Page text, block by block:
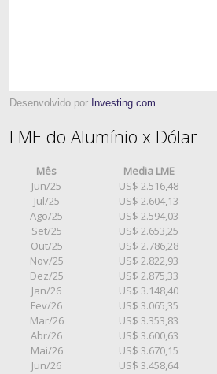
Desenvolvido por Investing.com
LME do Alumínio x Dólar
Mês Media LME
Jun/25
US$ 2.516,48
Jul/25
US$ 2.604,13
Ago/25
US$ 2.594,03
Set/25
US$ 2.653,25
Out/25
US$ 2.786,28
Nov/25
US$ 2.822,93
Dez/25
US$ 2.875,33
Jan/26
US$ 3.148,40
Fev/26
US$ 3.065,35
Mar/26
US$ 3.353,83
Abr/26
US$ 3.600,63
Mai/26
US$ 3.670,15
Jun/26
US$ 3.458,64